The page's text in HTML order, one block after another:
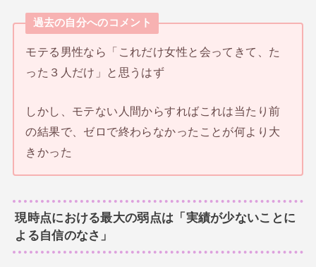
過去の自分へのコメント
モテる男性なら「これだけ女性と会ってきて、た
った３人だけ」と思うはず
しかし、モテない人間からすればこれは当たり前
の結果で、ゼロで終わらなかったことが何より大
きかった
現時点における最大の弱点は「実績が少ないことに
よる自信のなさ」